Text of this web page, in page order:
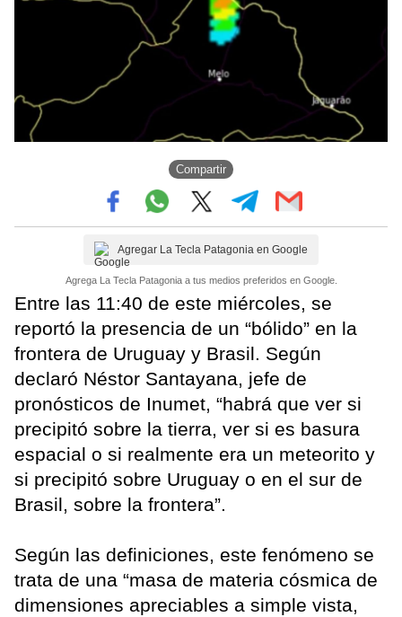
Compartir
Agregar La Tecla Patagonia en Google
Agrega La Tecla Patagonia a tus medios preferidos en Google.
Entre las 11:40 de este miércoles, se
reportó la presencia de un “bólido” en la
frontera de Uruguay y Brasil. Según
declaró Néstor Santayana, jefe de
pronósticos de Inumet, “habrá que ver si
precipitó sobre la tierra, ver si es basura
espacial o si realmente era un meteorito y
si precipitó sobre Uruguay o en el sur de
Brasil, sobre la frontera”.
Según las definiciones, este fenómeno se
trata de una “masa de materia cósmica de
dimensiones apreciables a simple vista,